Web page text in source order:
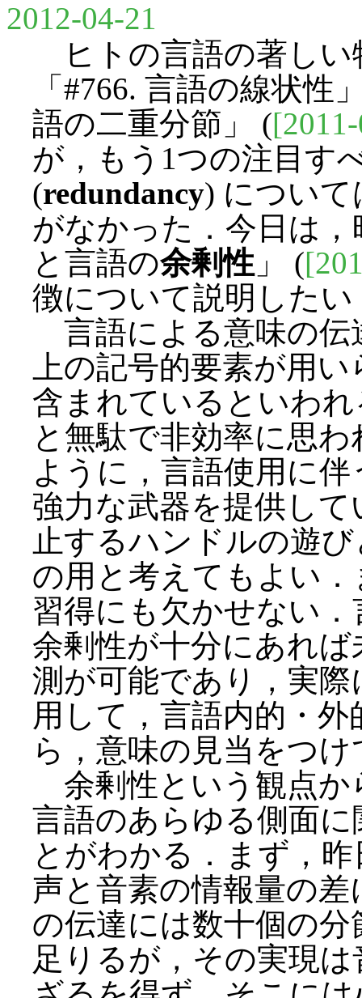
2012-04-21
ヒトの言語の著しい
「#766. 言語の線状性
語の二重分節」 (
が，もう1つの注目す
(redundancy) につい
がなかった．今日は，
と言語の余剰性 」 (
徴について説明したい
言語による意味の伝
上の記号的要素が用
含まれているといわ
と無駄で非効率に思
ように，言語使用に
強力な武器を提供し
止するハンドルの遊
の用と考えてもよい
習得にも欠かせない
余剰性が十分にあれ
測が可能であり，実
用して，言語内的・
ら，意味の見当をつ
余剰性という観点か
言語のあらゆる側面
とがわかる．まず，
声と音素の情報量の
の伝達には数十個の
足りるが，その実現